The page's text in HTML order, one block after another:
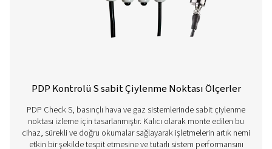
piller yaklaşık 9
çalışma, 4 saat
Ortam sıcaklığı 0 - +50°C
EMV DIN EN 61326-1